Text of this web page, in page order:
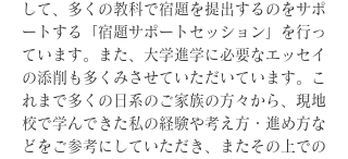
して、多くの教科で宿題を提出するのをサポ
ートする「宿題サポートセッション」を行っ
ています。また、大学進学に必要なエッセイ
の添削も多くみさせていただいています。こ
れまで多くの日系のご家族の方々から、現地
校で学んできた私の経験や考え方・進め方な
どをご参考にしていただき、またその上での